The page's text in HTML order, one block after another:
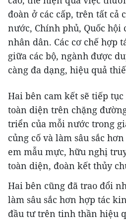
đoàn ở các cấp, trên tất cả
nước, Chính phủ, Quốc
nhân dân. Các cơ chế hợp
giữa các bộ, ngành được
càng đa dạng, hiệu quả
Hai bên cam kết sẽ tiếp
toàn diện trên chặng
triển của mỗi nước trong
củng cố và làm sâu sắc
em mẫu mực, hữu nghị
toàn diện, đoàn kết thủy
Hai bên cũng đã trao đổi
làm sâu sắc hơn hợp tác
đầu tư trên tinh thần hiệu